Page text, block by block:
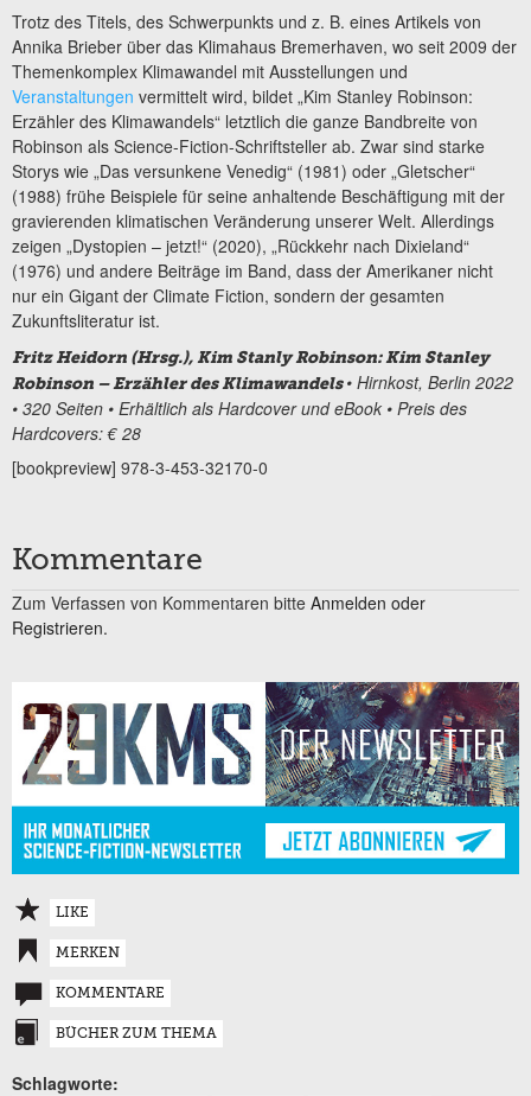
Trotz des Titels, des Schwerpunkts und z. B. eines Artikels von
Annika Brieber über das Klimahaus Bremerhaven, wo seit 2009 der
Themenkomplex Klimawandel mit Ausstellungen und
Veranstaltungen vermittelt wird, bildet „Kim Stanley Robinson:
Erzähler des Klimawandels“ letztlich die ganze Bandbreite von
Robinson als Science-Fiction-Schriftsteller ab. Zwar sind starke
Storys wie „Das versunkene Venedig“ (1981) oder „Gletscher“
(1988) frühe Beispiele für seine anhaltende Beschäftigung mit der
gravierenden klimatischen Veränderung unserer Welt. Allerdings
zeigen „Dystopien – jetzt!“ (2020), „Rückkehr nach Dixieland“
(1976) und andere Beiträge im Band, dass der Amerikaner nicht
nur ein Gigant der Climate Fiction, sondern der gesamten
Zukunftsliteratur ist.
Fritz Heidorn (Hrsg.), Kim Stanly Robinson: Kim Stanley
Robinson – Erzähler des Klimawandels• Hirnkost, Berlin 2022
• 320 Seiten • Erhältlich als Hardcover und eBook • Preis des
Hardcovers: € 28
[bookpreview] 978-3-453-32170-0
Kommentare
Zum Verfassen von Kommentaren bitte Anmelden oder
Registrieren.
LIKE
MERKEN
KOMMENTARE
BÜCHER ZUM THEMA
Schlagworte: